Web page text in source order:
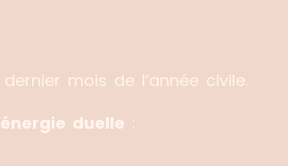
mois de l’année civile.
énergie duelle :